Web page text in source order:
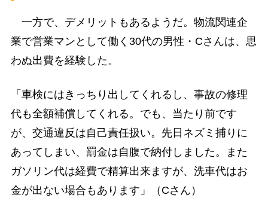
一方で、デメリットもあるようだ。物流関連企
業で営業マンとして働く30代の男性・Cさんは、思
わぬ出費を経験した。
「車検にはきっちり出してくれるし、事故の修理
代も全額補償してくれる。でも、当たり前です
が、交通違反は自己責任扱い。先日ネズミ捕りに
あってしまい、罰金は自腹で納付しました。また
ガソリン代は経費で精算出来ますが、洗車代はお
金が出ない場合もあります」（Cさん）